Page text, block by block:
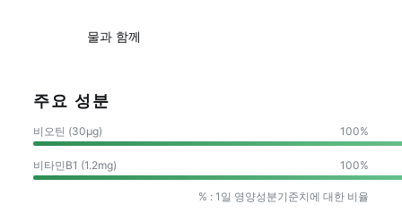
물과 함께
주요 성분
비오틴 (30µg) 100%
비타민B1 (1.2mg) 100%
% : 1일 영양성분기준치에 대한 비율